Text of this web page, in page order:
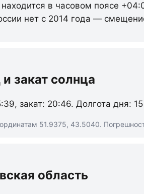
находится в часовом поясе
нет с 2014 года —
закат солнца
закат: 20:46. Долгота дня:
51.9375, 43.5040.
область